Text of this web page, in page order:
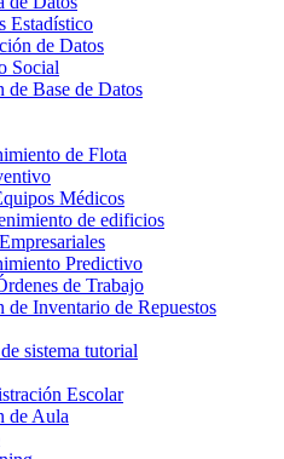
Estadístico
de Datos
Social
de Base de Datos
de Flota
Médicos
de edificios
Predictivo
de Trabajo
de Inventario de Repuestos
sistema tutorial
Escolar
de Aula